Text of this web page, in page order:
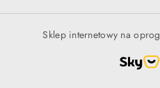
Sklep internetowy na